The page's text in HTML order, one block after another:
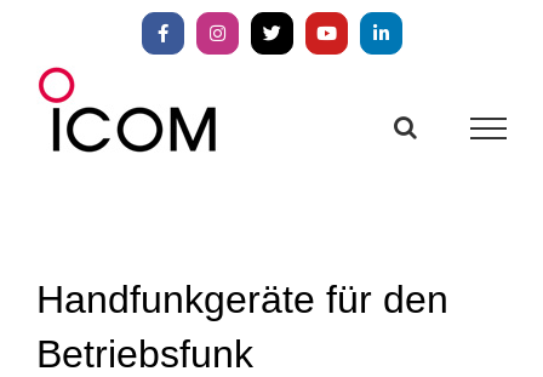
springen
FacebookInstagram
X YouTubeLinkedIn
Handfunkgeräte für den
Betriebsfunk